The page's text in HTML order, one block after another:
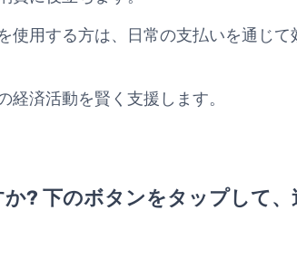
用する方は、日常の支払いを通じて
済活動を賢く支援します。
? 下のボタンをタップして、